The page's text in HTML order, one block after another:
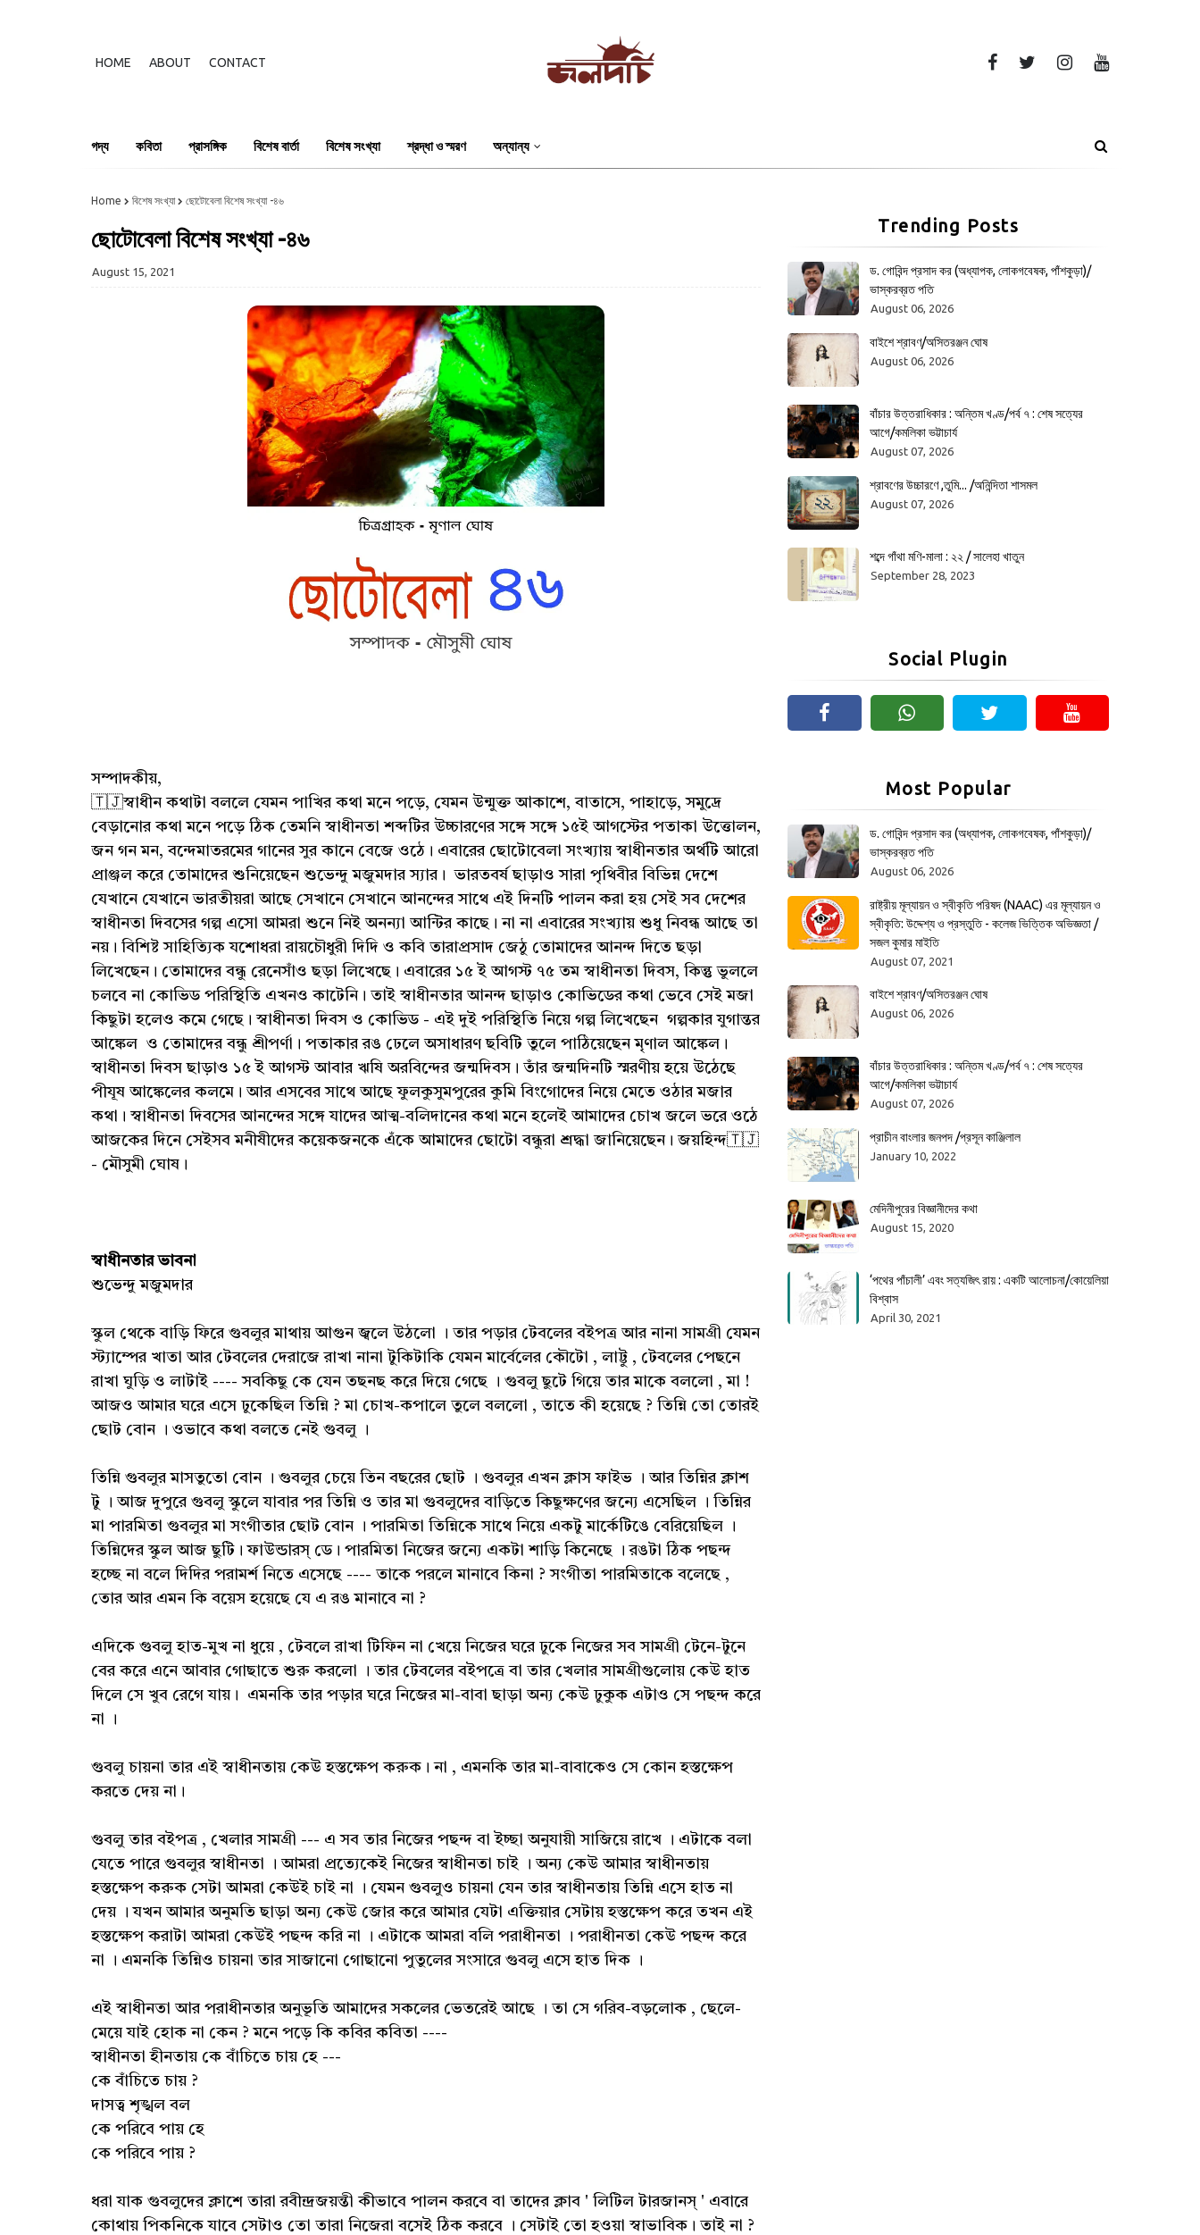
HOME ABOUT CONTACT
গদ্য কবিতা প্রাসঙ্গিক বিশেষ বার্তা বিশেষ সংখ্যা শ্রদ্ধা ও স্মরণ অন্যান্য
Home বিশেষ সংখ্যা ছোটোবেলা বিশেষ সংখ্যা -৪৬
ছোটোবেলা বিশেষ সংখ্যা -৪৬
August 15, 2021
সম্পাদকীয়,
🇹🇯স্বাধীন কথাটা বললে যেমন পাখির কথা মনে পড়ে, যেমন উন্মুক্ত আকাশে, বাতাসে, পাহাড়ে, সমুদ্রে
বেড়ানোর কথা মনে পড়ে ঠিক তেমনি স্বাধীনতা শব্দটির উচ্চারণের সঙ্গে সঙ্গে ১৫ই আগস্টের পতাকা উত্তোলন,
জন গন মন, বন্দেমাতরমের গানের সুর কানে বেজে ওঠে। এবারের ছোটোবেলা সংখ্যায় স্বাধীনতার অর্থটি আরো
প্রাঞ্জল করে তোমাদের শুনিয়েছেন শুভেন্দু মজুমদার স্যার। ভারতবর্ষ ছাড়াও সারা পৃথিবীর বিভিন্ন দেশে
যেখানে যেখানে ভারতীয়রা আছে সেখানে সেখানে আনন্দের সাথে এই দিনটি পালন করা হয় সেই সব দেশের
স্বাধীনতা দিবসের গল্প এসো আমরা শুনে নিই অনন্যা আন্টির কাছে। না না এবারের সংখ্যায় শুধু নিবন্ধ আছে তা
নয়। বিশিষ্ট সাহিত্যিক যশোধরা রায়চৌধুরী দিদি ও কবি তারাপ্রসাদ জেঠু তোমাদের আনন্দ দিতে ছড়া
লিখেছেন। তোমাদের বন্ধু রেনেসাঁও ছড়া লিখেছে। এবারের ১৫ ই আগস্ট ৭৫ তম স্বাধীনতা দিবস, কিন্তু ভুললে
চলবে না কোভিড পরিস্থিতি এখনও কাটেনি। তাই স্বাধীনতার আনন্দ ছাড়াও কোভিডের কথা ভেবে সেই মজা
কিছুটা হলেও কমে গেছে। স্বাধীনতা দিবস ও কোভিড - এই দুই পরিস্থিতি নিয়ে গল্প লিখেছেন গল্পকার যুগান্তর
আঙ্কেল ও তোমাদের বন্ধু শ্রীপর্ণা। পতাকার রঙ ঢেলে অসাধারণ ছবিটি তুলে পাঠিয়েছেন মৃণাল আঙ্কেল।
স্বাধীনতা দিবস ছাড়াও ১৫ ই আগস্ট আবার ঋষি অরবিন্দের জন্মদিবস। তাঁর জন্মদিনটি স্মরণীয় হয়ে উঠেছে
পীযূষ আঙ্কেলের কলমে। আর এসবের সাথে আছে ফুলকুসুমপুরের কুমি বিংগোদের নিয়ে মেতে ওঠার মজার
কথা। স্বাধীনতা দিবসের আনন্দের সঙ্গে যাদের আত্ম-বলিদানের কথা মনে হলেই আমাদের চোখ জলে ভরে ওঠে
আজকের দিনে সেইসব মনীষীদের কয়েকজনকে এঁকে আমাদের ছোটো বন্ধুরা শ্রদ্ধা জানিয়েছেন। জয়হিন্দ🇹🇯
- মৌসুমী ঘোষ।
স্বাধীনতার ভাবনা
শুভেন্দু মজুমদার
স্কুল থেকে বাড়ি ফিরে গুবলুর মাথায় আগুন জ্বলে উঠলো । তার পড়ার টেবলের বইপত্র আর নানা সামগ্রী যেমন
স্ট্যাম্পের খাতা আর টেবলের দেরাজে রাখা নানা টুকিটাকি যেমন মার্বেলের কৌটো , লাট্টু , টেবলের পেছনে
রাখা ঘুড়ি ও লাটাই ---- সবকিছু কে যেন তছনছ করে দিয়ে গেছে । গুবলু ছুটে গিয়ে তার মাকে বললো , মা !
আজও আমার ঘরে এসে ঢুকেছিল তিন্নি ? মা চোখ-কপালে তুলে বললো , তাতে কী হয়েছে ? তিন্নি তো তোরই
ছোট বোন । ওভাবে কথা বলতে নেই গুবলু ।
তিন্নি গুবলুর মাসতুতো বোন । গুবলুর চেয়ে তিন বছরের ছোট । গুবলুর এখন ক্লাস ফাইভ । আর তিন্নির ক্লাশ
টু । আজ দুপুরে গুবলু স্কুলে যাবার পর তিন্নি ও তার মা গুবলুদের বাড়িতে কিছুক্ষণের জন্যে এসেছিল । তিন্নির
মা পারমিতা গুবলুর মা সংগীতার ছোট বোন । পারমিতা তিন্নিকে সাথে নিয়ে একটু মার্কেটিঙে বেরিয়েছিল ।
তিন্নিদের স্কুল আজ ছুটি। ফাউন্ডারস্ ডে। পারমিতা নিজের জন্যে একটা শাড়ি কিনেছে । রঙটা ঠিক পছন্দ
হচ্ছে না বলে দিদির পরামর্শ নিতে এসেছে ---- তাকে পরলে মানাবে কিনা ? সংগীতা পারমিতাকে বলেছে ,
তোর আর এমন কি বয়েস হয়েছে যে এ রঙ মানাবে না ?
এদিকে গুবলু হাত-মুখ না ধুয়ে , টেবলে রাখা টিফিন না খেয়ে নিজের ঘরে ঢুকে নিজের সব সামগ্রী টেনে-টুনে
বের করে এনে আবার গোছাতে শুরু করলো । তার টেবলের বইপত্রে বা তার খেলার সামগ্রীগুলোয় কেউ হাত
দিলে সে খুব রেগে যায়। এমনকি তার পড়ার ঘরে নিজের মা-বাবা ছাড়া অন্য কেউ ঢুকুক এটাও সে পছন্দ করে
না ।
গুবলু চায়না তার এই স্বাধীনতায় কেউ হস্তক্ষেপ করুক। না , এমনকি তার মা-বাবাকেও সে কোন হস্তক্ষেপ
করতে দেয় না।
গুবলু তার বইপত্র , খেলার সামগ্রী --- এ সব তার নিজের পছন্দ বা ইচ্ছা অনুযায়ী সাজিয়ে রাখে । এটাকে বলা
যেতে পারে গুবলুর স্বাধীনতা । আমরা প্রত্যেকেই নিজের স্বাধীনতা চাই । অন্য কেউ আমার স্বাধীনতায়
হস্তক্ষেপ করুক সেটা আমরা কেউই চাই না । যেমন গুবলুও চায়না যেন তার স্বাধীনতায় তিন্নি এসে হাত না
দেয় । যখন আমার অনুমতি ছাড়া অন্য কেউ জোর করে আমার যেটা এক্তিয়ার সেটায় হস্তক্ষেপ করে তখন এই
হস্তক্ষেপ করাটা আমরা কেউই পছন্দ করি না । এটাকে আমরা বলি পরাধীনতা । পরাধীনতা কেউ পছন্দ করে
না । এমনকি তিন্নিও চায়না তার সাজানো গোছানো পুতুলের সংসারে গুবলু এসে হাত দিক ।
এই স্বাধীনতা আর পরাধীনতার অনুভূতি আমাদের সকলের ভেতরেই আছে । তা সে গরিব-বড়লোক , ছেলে-
মেয়ে যাই হোক না কেন ? মনে পড়ে কি কবির কবিতা ----
স্বাধীনতা হীনতায় কে বাঁচিতে চায় হে ---
কে বাঁচিতে চায় ?
দাসত্ব শৃঙ্খল বল
কে পরিবে পায় হে
কে পরিবে পায় ?
ধরা যাক গুবলুদের ক্লাশে তারা রবীন্দ্রজয়ন্তী কীভাবে পালন করবে বা তাদের ক্লাব ' লিটিল টারজানস্ ' এবারে
কোথায় পিকনিকে যাবে সেটাও তো তারা নিজেরা বসেই ঠিক করবে । সেটাই তো হওয়া স্বাভাবিক। তাই না ?
Trending Posts
ড. গোবিন্দ প্রসাদ কর (অধ্যাপক, লোকগবেষক, পাঁশকুড়া)/
ভাস্করব্রত পতি
August 06, 2026
বাইশে শ্রাবণ/অসিতরঞ্জন ঘোষ
August 06, 2026
বাঁচার উত্তরাধিকার : অন্তিম খণ্ড/পর্ব ৭ : শেষ সত্যের
আগে/কমলিকা ভট্টাচার্য
August 07, 2026
শ্রাবণের উচ্চারণে ,তুমি... /অনিন্দিতা শাসমল
August 07, 2026
শব্দে গাঁথা মণি-মালা : ২২ / সালেহা খাতুন
September 28, 2023
Social Plugin
Most Popular
ড. গোবিন্দ প্রসাদ কর (অধ্যাপক, লোকগবেষক, পাঁশকুড়া)/
ভাস্করব্রত পতি
August 06, 2026
রাষ্ট্রীয় মূল্যায়ন ও স্বীকৃতি পরিষদ (NAAC) এর মূল্যায়ন ও
স্বীকৃতি: উদ্দেশ্য ও প্রস্তুতি - কলেজ ভিত্তিক অভিজ্ঞতা /
সজল কুমার মাইতি
August 07, 2021
বাইশে শ্রাবণ/অসিতরঞ্জন ঘোষ
August 06, 2026
বাঁচার উত্তরাধিকার : অন্তিম খণ্ড/পর্ব ৭ : শেষ সত্যের
আগে/কমলিকা ভট্টাচার্য
August 07, 2026
প্রাচীন বাংলার জনপদ /প্রসূন কাঞ্জিলাল
January 10, 2022
মেদিনীপুরের বিজ্ঞানীদের কথা
August 15, 2020
‘পথের পাঁচালী’ এবং সত্যজিৎ রায় : একটি আলোচনা/কোয়েলিয়া
বিশ্বাস
April 30, 2021